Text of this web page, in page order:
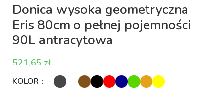
Donica wysoka geometryczna
Eris 80cm o pełnej pojemności
90L antracytowa
zł
KOLOR